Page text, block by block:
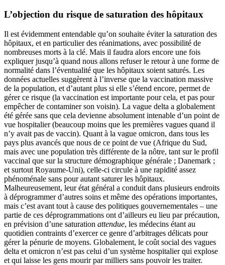
L’objection du risque de saturation des hôpitaux
Il est évidemment entendable qu’on souhaite éviter la saturation des
hôpitaux, et en particulier des réanimations, avec possibilité de
nombreuses morts à la clé. Mais il faudra alors encore une fois
expliquer jusqu’à quand nous allons refuser le retour à une forme de
normalité dans l’éventualité que les hôpitaux soient saturés. Les
données actuelles suggèrent à l’inverse que la vaccination massive
de la population, et d’autant plus si elle s’étend encore, permet de
gérer ce risque (la vaccination est importante pour cela, et pas pour
empêcher de contaminer son voisin). La vague delta a globalement
été gérée sans que cela devienne absolument intenable d’un point de
vue hospitalier (beaucoup moins que les premières vagues quand il
n’y avait pas de vaccin). Quant à la vague omicron, dans tous les
pays plus avancés que nous de ce point de vue (Afrique du Sud,
mais avec une population très différente de la nôtre, tant sur le profil
vaccinal que sur la structure démographique générale ; Danemark ;
et surtout Royaume-Uni), celle-ci circule à une rapidité assez
phénoménale sans pour autant saturer les hôpitaux.
Malheureusement, leur état général a conduit dans plusieurs endroits
à déprogrammer d’autres soins et même des opérations importantes,
mais c’est avant tout à cause des politiques gouvernementales – une
partie de ces déprogrammations ont d’ailleurs eu lieu par précaution,
en prévision d’une saturation attendue, les médecins étant au
quotidien contraints d’exercer ce genre d’arbitrages délicats pour
gérer la pénurie de moyens. Globalement, le coût social des vagues
delta et omicron n’est pas celui d’un système hospitalier qui explose
et qui laisse les gens mourir par milliers sans pouvoir les traiter.